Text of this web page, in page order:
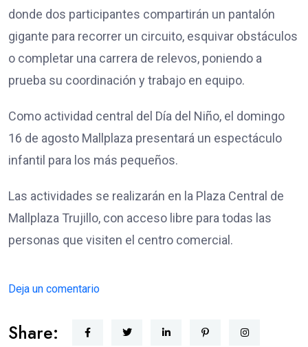
donde dos participantes compartirán un pantalón
gigante para recorrer un circuito, esquivar obstáculos
o completar una carrera de relevos, poniendo a
prueba su coordinación y trabajo en equipo.
Como actividad central del Día del Niño, el domingo
16 de agosto Mallplaza presentará un espectáculo
infantil para los más pequeños.
Las actividades se realizarán en la Plaza Central de
Mallplaza Trujillo, con acceso libre para todas las
personas que visiten el centro comercial.
Deja un comentario
Share: